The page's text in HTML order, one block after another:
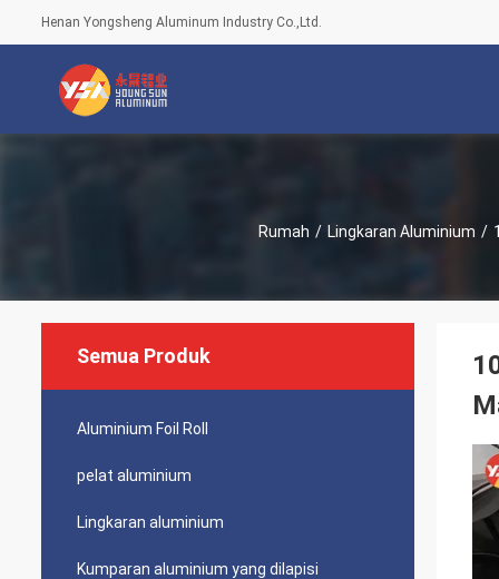
Henan Yongsheng Aluminum Industry Co.,Ltd.
Rumah / Lingkaran Aluminium /
Semua Produk
Aluminium Foil Roll
pelat aluminium
Lingkaran aluminium
Kumparan aluminium yang dilapisi